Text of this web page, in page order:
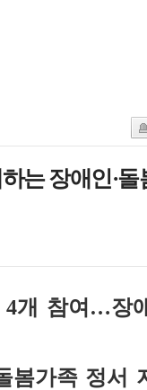
는 장애인·
4개 참여…장
봄가족 정서